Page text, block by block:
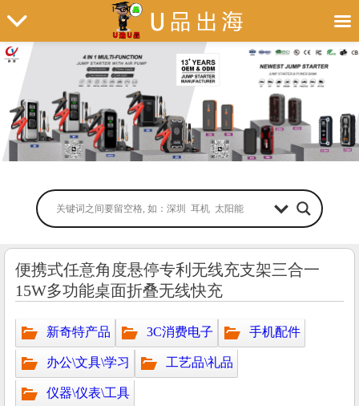
便携式任意角度悬停专利无线充支架三合一
15W多功能桌面折叠无线快充
新奇特产品 3C消费电子 手机配件
办公\文具\学习 工艺品\礼品
仪器\仪表\工具